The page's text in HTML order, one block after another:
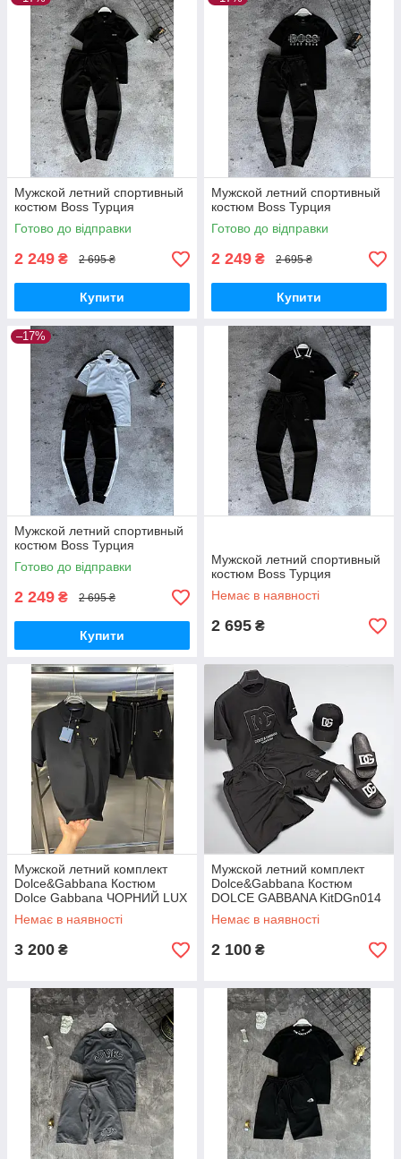
Мужской летний спортивный
костюм Boss Турция
Готово до відправки
2 249 ₴ 2 695 ₴
Купити
Мужской летний спортивный
костюм Boss Турция
Готово до відправки
2 249 ₴ 2 695 ₴
Купити
–17%
Мужской летний спортивный
костюм Boss Турция
Готово до відправки
2 249 ₴ 2 695 ₴
Купити
Мужской летний спортивный
костюм Boss Турция
Немає в наявності
2 695 ₴
Мужской летний комплект
Dolce&Gabbana Костюм
Dolce Gabbana ЧОРНИЙ LUX
KitDGn010
Немає в наявності
3 200 ₴
Мужской летний комплект
Dolce&Gabbana Костюм
DOLCE GABBANA KitDGn014
Немає в наявності
2 100 ₴